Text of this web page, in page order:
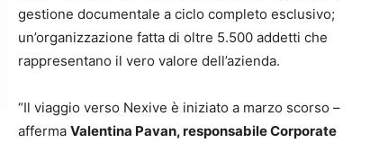
gestione documentale a ciclo completo esclusivo;
un’organizzazione fatta di oltre 5.500 addetti che
rappresentano il vero valore dell’azienda.
“Il viaggio verso Nexive è iniziato a marzo scorso –
afferma Valentina Pavan, responsabile Corporate